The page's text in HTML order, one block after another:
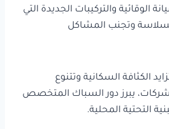
الوقائية والتركيبات الجديدة التي
وتجنب المشاكل
الكثافة السكانية وتتنوع
يبرز دور السباك المتخصص
التحتية المحلية.